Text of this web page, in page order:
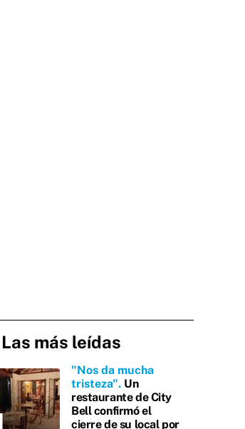
Las más leídas
"Nos da mucha
tristeza" Un
restaurante de City
Bell confirmó el
cierre de su local por